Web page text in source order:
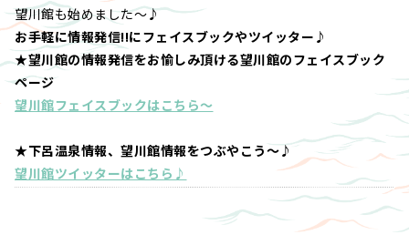
望川館も始めました～♪
お手軽に情報発信!!にフェイスブックやツイッター♪
★望川館の情報発信をお愉しみ頂ける望川館のフェイスブック
ページ
望川館フェイスブックはこちら～
★下呂温泉情報、望川館情報をつぶやこう～♪
望川館ツイッターはこちら♪